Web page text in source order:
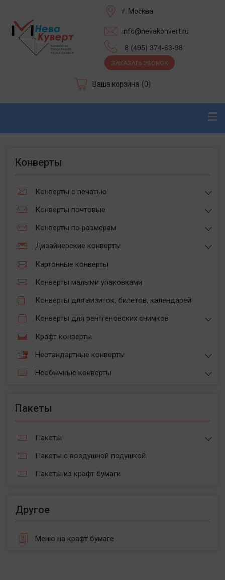
г. Москва
info@nevakonvert.ru
8 (495) 374-63-98
ЗАКАЗАТЬ ЗВОНОК
Ваша корзина (0)
☰
Конверты
Конверты с печатью
Конверты почтовые
Конверты по размерам
Дизайнерские конверты
Картонные конверты
Конверты малыми упаковками
Конверты для визиток, билетов, календарей
Конверты для рентгеновских снимков
Крафт конверты
Нестандартные конверты
Необычные конверты
Пакеты
Пакеты
Пакеты с воздушной подушкой
Пакеты из крафт бумаги
Другое
Меню на крафт бумаге